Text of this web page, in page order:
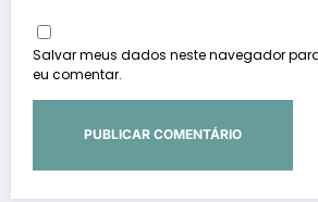
Salvar meus dados neste navegador
eu comentar.